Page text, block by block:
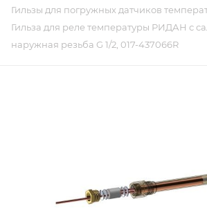
Гильзы для погружных датчиков
Гильза для реле температуры РИДАН с
наружная резьба G 1/2, 017-437066R